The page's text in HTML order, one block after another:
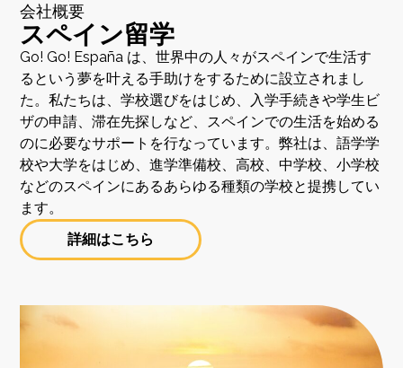
会社概要
スペイン留学
Go! Go! España は、世界中の人々がスペインで生活す
るという夢を叶える手助けをするために設立されまし
た。私たちは、学校選びをはじめ、入学手続きや学生ビ
ザの申請、滞在先探しなど、スペインでの生活を始める
のに必要なサポートを行なっています。弊社は、語学学
校や大学をはじめ、進学準備校、高校、中学校、小学校
などのスペインにあるあらゆる種類の学校と提携してい
ます。
詳細はこちら